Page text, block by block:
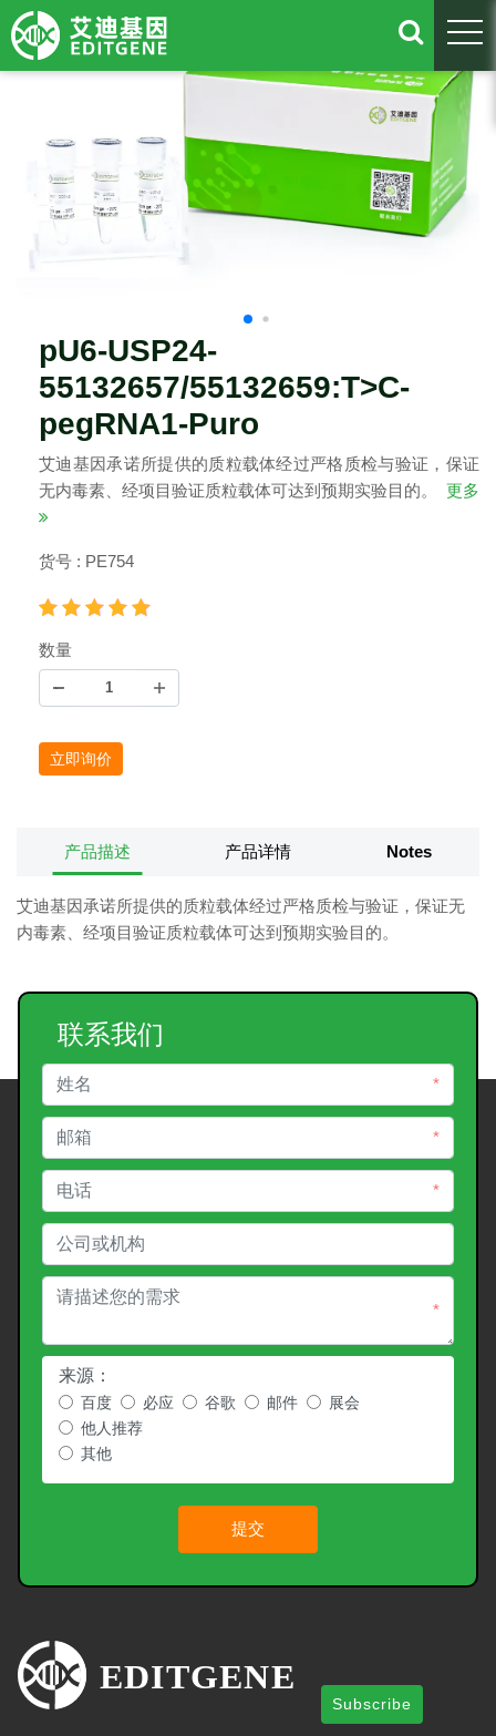
pU6-USP24-
55132657/55132659:T>C-
pegRNA1-Puro
艾迪基因承诺所提供的质粒载体经过严格质检与验证，保证
无内毒素、经项目验证质粒载体可达到预期实验目的。
更多
货号 : PE754
数量
立即询价
产品描述 产品详情 Notes
艾迪基因承诺所提供的质粒载体经过严格质检与验证，保证无
内毒素、经项目验证质粒载体可达到预期实验目的。
联系我们
*
*
*
*
来源：
百度 必应 谷歌 邮件
展会
他人推荐
其他
提交
Subscribe